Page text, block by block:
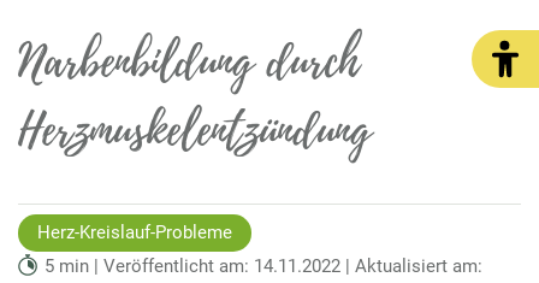
Narbenbildung durch
Herzmuskelentzündung
Herz-Kreislauf-Probleme
5 min | Veröffentlicht am: 14.11.2022 | Aktualisiert am: